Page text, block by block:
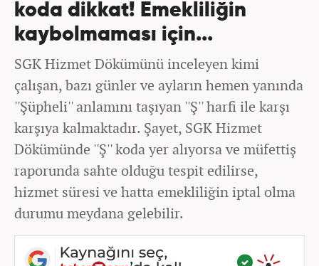
koda dikkat! Emekliliğin
kaybolmaması için...
SGK Hizmet Dökümünü inceleyen kimi
çalışan, bazı günler ve ayların hemen yanında
''Şüpheli'' anlamını taşıyan ''Ş'' harfi ile karşı
karşıya kalmaktadır. Şayet, SGK Hizmet
Dökümünde ''Ş'' koda yer alıyorsa ve müfettiş
raporunda sahte olduğu tespit edilirse,
hizmet süresi ve hatta emekliliğin iptal olma
durumu meydana gelebilir.